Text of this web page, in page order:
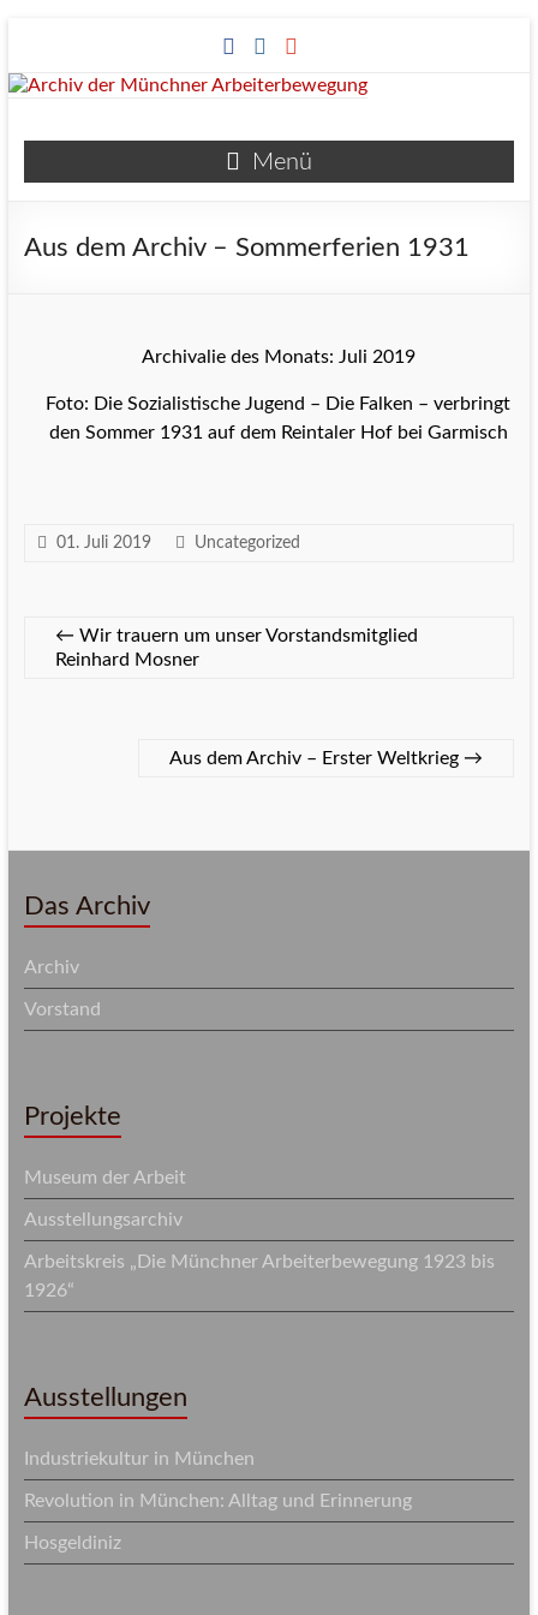
springen
Archiv
der
Münchner
Menü
Aus dem Archiv – Sommerferien 1931
Archivalie des Monats: Juli 2019
Foto: Die Sozialistische Jugend – Die Falken – verbringt
den Sommer 1931 auf dem Reintaler Hof bei Garmisch
01. Juli 2019 Uncategorized
← Wir trauern um unser Vorstandsmitglied
Reinhard Mosner
Aus dem Archiv – Erster Weltkrieg →
Das Archiv
Archiv
Vorstand
Projekte
Museum der Arbeit
Ausstellungsarchiv
Arbeitskreis „Die Münchner Arbeiterbewegung 1923 bis
1926“
Ausstellungen
Industriekultur in München
Revolution in München: Alltag und Erinnerung
Hosgeldiniz